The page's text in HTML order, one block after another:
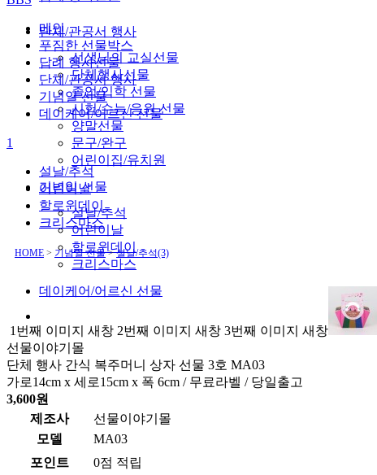
단체/관공서 행사
선생님의 교실선물
단체행사선물
졸업/입학 선물
시험/수능/응원 선물
양말선물
문구/완구
어린이집/유치원
기념일 선물
설날/추석
어린이날
할로윈데이
크리스마스
데이케어/어르신 선물
메인
푸짐한 선물박스
답례 행사선물
단체/관공서 행사
기념일 선물
데이케어/어르신 선물
1
설날/추석
어린이날
할로윈데이
크리스마스
HOME > 기념일 선물>설날/추석(3)
1번째 이미지 새창 2번째 이미지 새창 3번째 이미지 새창
선물이야기몰
단체 행사 간식 복주머니 상자 선물 3호 MA03
가로14cm x 세로15cm x 폭 6cm / 무료라벨 / 당일출고
3,600원
제조사
선물이야기몰
모델
MA03
포인트
0점 적립